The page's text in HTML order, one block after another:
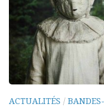
ACTUALITÉS /